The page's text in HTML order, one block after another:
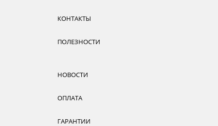
КОНТАКТЫ
ПОЛЕЗНОСТИ
НОВОСТИ
ОПЛАТА
ГАРАНТИИ